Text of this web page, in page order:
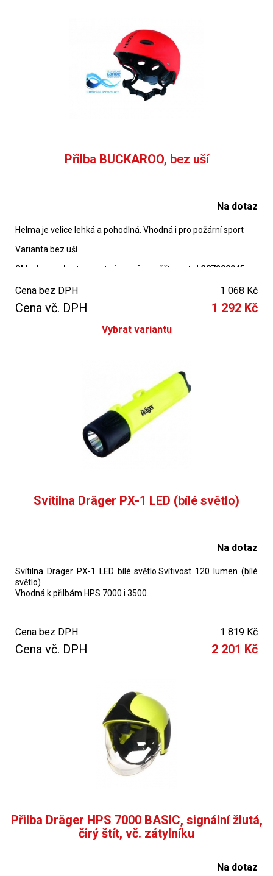
Přilba BUCKAROO, bez uší
Na dotaz
Helma je velice lehká a pohodlná. Vhodná i pro požární sport
Varianta bez uší
Skladovou dostupnost si prosím ověřte na tel.387200945
Cena bez DPH 1 068 Kč
Cena vč. DPH 1 292 Kč
Vybrat variantu
Svítilna Dräger PX-1 LED (bílé světlo)
Na dotaz
Svítilna Dräger PX-1 LED bílé světlo.Svítivost 120 lumen (bílé
světlo)
Vhodná k přilbám HPS 7000 i 3500.
Cena bez DPH 1 819 Kč
Cena vč. DPH 2 201 Kč
Přilba Dräger HPS 7000 BASIC, signální žlutá,
čirý štít, vč. zátylníku
Na dotaz